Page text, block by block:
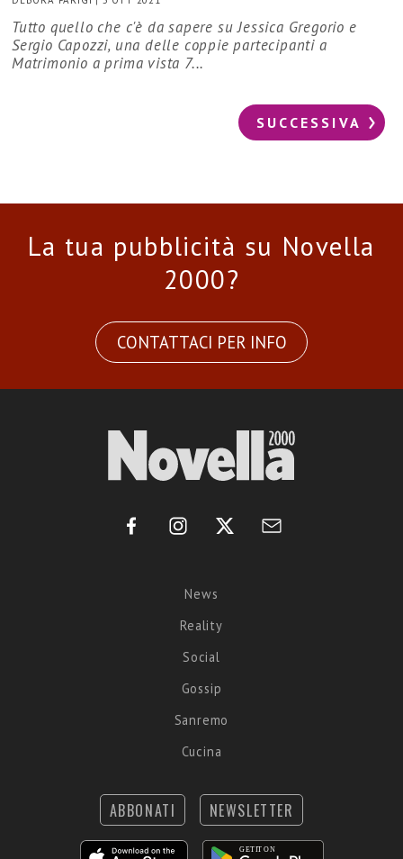
Tutto quello che c'è da sapere su Jessica Gregorio e
Sergio Capozzi, una delle coppie partecipanti a
Matrimonio a prima vista 7...
SUCCESSIVA
La tua pubblicità su Novella
2000?
CONTATTACI PER INFO
News
Reality
Social
Gossip
Sanremo
Cucina
ABBONATI NEWSLETTER